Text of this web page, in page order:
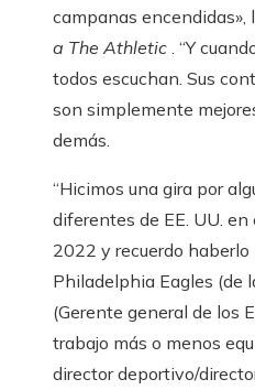
campanas encendidas»,
a The Athletic . “Y
todos escuchan. Sus
son simplemente
demás.
“Hicimos una gira por
diferentes de EE. UU. en
2022 y recuerdo haberlo
Philadelphia Eagles (de
(Gerente general de los
trabajo más o menos
director deportivo/